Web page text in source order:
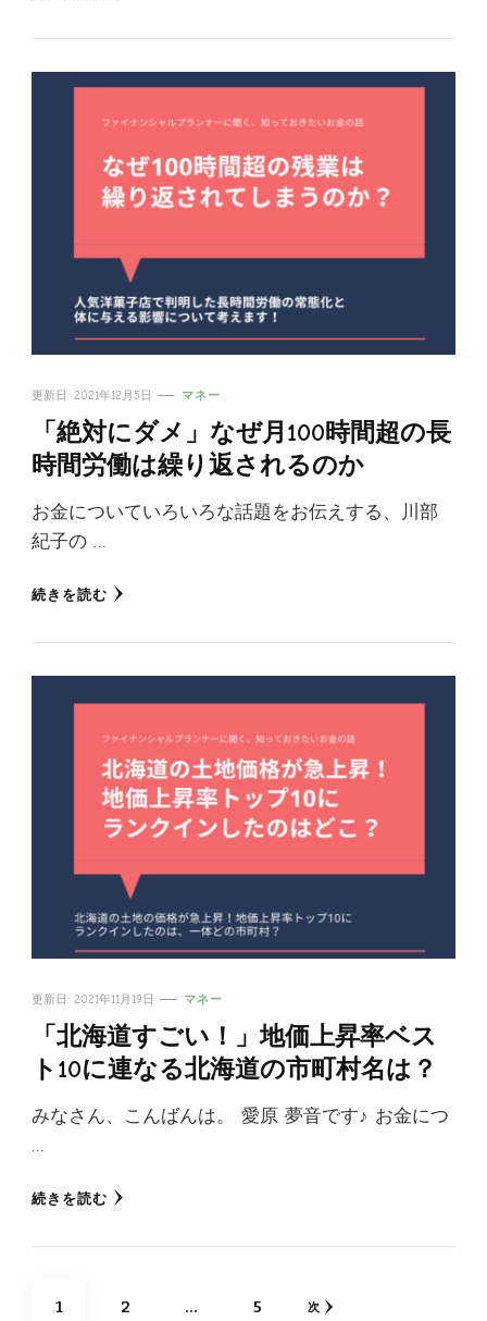
更新日: 2021年12月5日 マネー
「絶対にダメ」なぜ月100時間超の長
時間労働は繰り返されるのか
お金についていろいろな話題をお伝えする、川部
紀子の …
続きを読む
更新日: 2021年11月19日 マネー
「北海道すごい！」地価上昇率ベス
ト10に連なる北海道の市町村名は？
みなさん、こんばんは。 愛原 夢音です♪ お金につ
続きを読む
投固
1 固
2 … 固
5 次